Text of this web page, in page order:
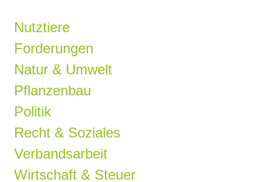
Nutztiere
Forderungen
Natur & Umwelt
Pflanzenbau
Politik
Recht & Soziales
Verbandsarbeit
Wirtschaft & Steuer